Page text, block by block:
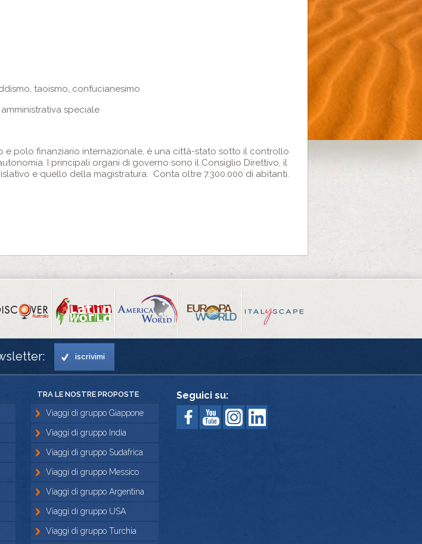
taoismo, confucianesimo
speciale
e polo finanziario internazionale, è una città-stato sotto il controllo
I principali organi di governo sono il Consiglio Direttivo, il
e quello della magistratura. Conta oltre 7.300.000 di abitanti.
iscrivimi
TRA LE NOSTRE PROPOSTE
Viaggi di gruppo Giappone
Viaggi di gruppo India
Viaggi di gruppo Sudafrica
Viaggi di gruppo Messico
Viaggi di gruppo Argentina
Viaggi di gruppo USA
Viaggi di gruppo Turchia
Seguici su: